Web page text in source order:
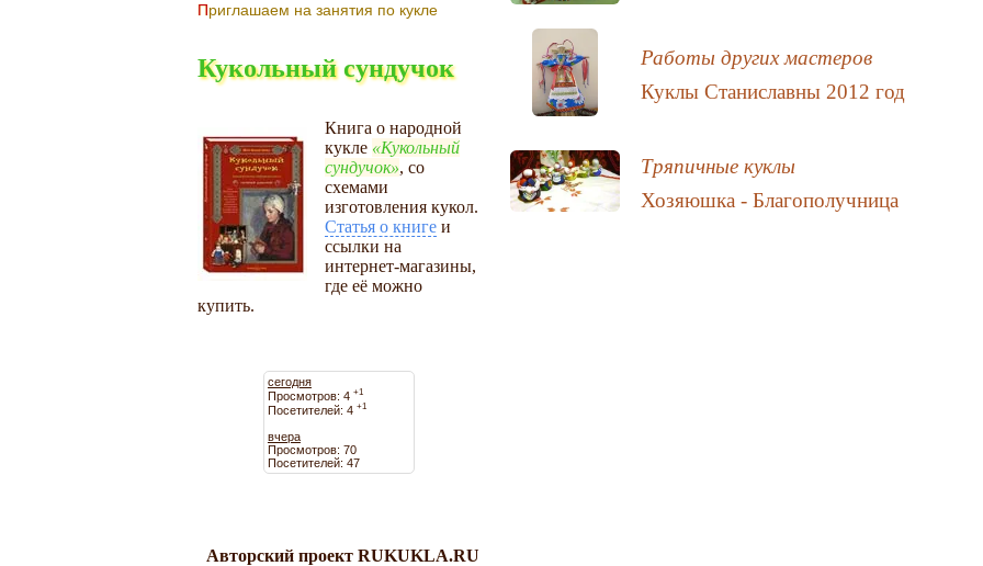
Приглашаем на занятия по кукле
Кукольный сундучок
Книга о народной
кукле
Кукольный
сундучок , со
схемами
изготовления кукол.
Статья о книге и
ссылки на
интернет-магазины,
где её можно
купить.
сегодня
Просмотров: 4 +1
Посетителей: 4 +1
вчера
Просмотров: 70
Посетителей: 47
Работы других мастеров
Куклы Станиславны 2012 год
Тряпичные куклы
Хозяюшка - Благополучница
Авторский проект RUKUKLA.RU